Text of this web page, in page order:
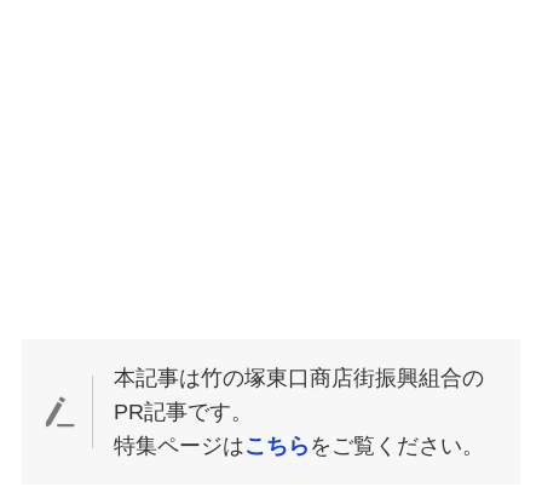
本記事は竹の塚東口商店街振興組合の
PR記事です。
特集ページはこちら をご覧ください。